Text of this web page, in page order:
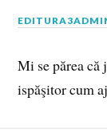
Mi se părea că
ispăşitor cum